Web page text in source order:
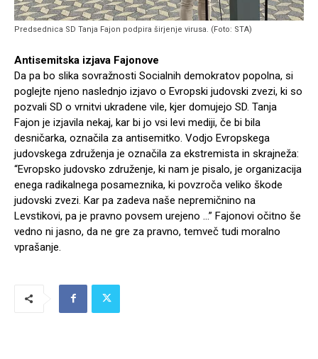
Predsednica SD Tanja Fajon podpira širjenje virusa. (Foto: STA)
Antisemitska izjava Fajonove
Da pa bo slika sovražnosti Socialnih demokratov popolna, si
poglejte njeno naslednjo izjavo o Evropski judovski zvezi, ki so
pozvali SD o vrnitvi ukradene vile, kjer domujejo SD. Tanja
Fajon je izjavila nekaj, kar bi jo vsi levi mediji, če bi bila
desničarka, označila za antisemitko. Vodjo Evropskega
judovskega združenja je označila za ekstremista in skrajneža:
“Evropsko judovsko združenje, ki nam je pisalo, je organizacija
enega radikalnega posameznika, ki povzroča veliko škode
judovski zvezi. Kar pa zadeva naše nepremičnino na
Levstikovi, pa je pravno povsem urejeno …” Fajonovi očitno še
vedno ni jasno, da ne gre za pravno, temveč tudi moralno
vprašanje.